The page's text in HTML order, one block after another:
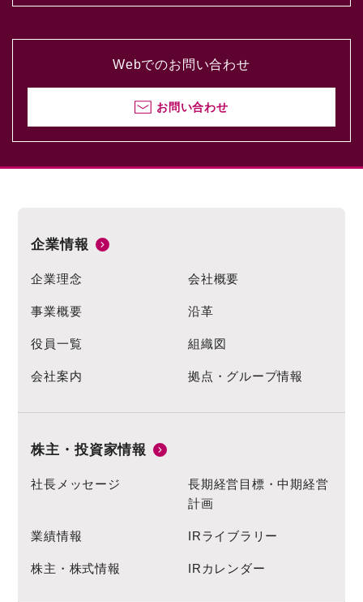
Webでのお問い合わせ
お問い合わせ
企業情報
企業理念 会社概要
事業概要 沿革
役員一覧 組織図
会社案内 拠点・グループ情報
株主・投資家情報
社長メッセージ
長期経営目標・中期経営
計画
業績情報 IRライブラリー
株主・株式情報 IRカレンダー